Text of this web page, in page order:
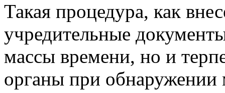
Такая процедура, как
учредительные
массы времени, но и
органы при обнаружении